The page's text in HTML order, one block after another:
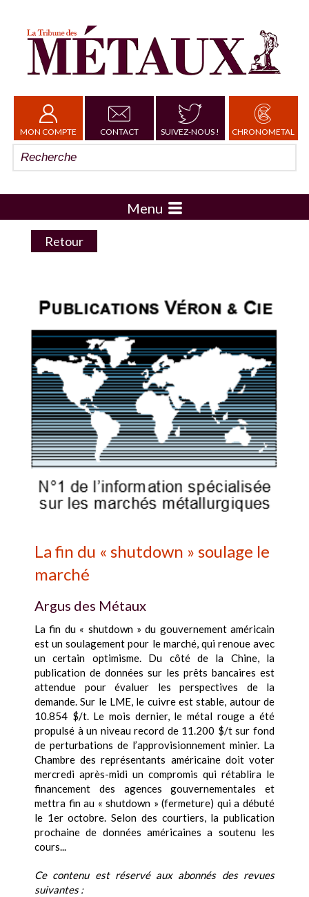
MON COMPTE CONTACT SUIVEZ-NOUS ! CHRONOMETAL
Menu
Retour
La fin du « shutdown » soulage le
marché
Argus des Métaux
La fin du « shutdown » du gouvernement américain
est un soulagement pour le marché, qui renoue avec
un certain optimisme. Du côté de la Chine, la
publication de données sur les prêts bancaires est
attendue pour évaluer les perspectives de la
demande. Sur le LME, le cuivre est stable, autour de
10.854 $/t. Le mois dernier, le métal rouge a été
propulsé à un niveau record de 11.200 $/t sur fond
de perturbations de l’approvisionnement minier. La
Chambre des représentants américaine doit voter
mercredi après-midi un compromis qui rétablira le
financement des agences gouvernementales et
mettra fin au « shutdown » (fermeture) qui a débuté
le 1er octobre. Selon des courtiers, la publication
prochaine de données américaines a soutenu les
cours...
Ce contenu est réservé aux abonnés des revues
suivantes :